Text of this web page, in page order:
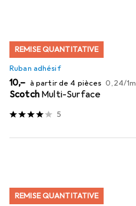
REMISE QUANTITATIVE
Ruban adhésif
EUR
10,– à partir de 4 pièces EUR
0,24/1m
Scotch Multi-Surface
5
REMISE QUANTITATIVE